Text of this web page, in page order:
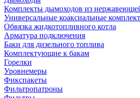
Комплекты дымоходов из
Универсальные коаксиальные
Обвязка жидкотопливного котла
Арматура подключения
Баки для дизельного топлива
Комплектующие к бакам
Горелки
Уровнемеры
Фикспакеты
Фильтропатроны